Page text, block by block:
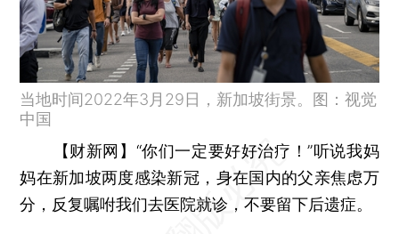
当地时间2022年3月29日，新加坡街景。图：视觉
中国
【财新网】 “你们一定要好好治疗！”听说我妈
妈在新加坡两度感染新冠，身在国内的父亲焦虑万
分，反复嘱咐我们去医院就诊，不要留下后遗症。